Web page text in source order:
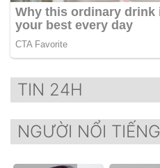
TIN 24H
NGƯỜI NỔI TIẾNG